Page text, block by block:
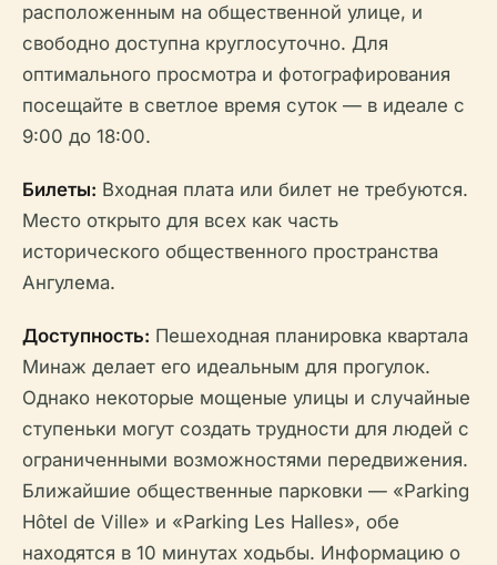
расположенным на общественной улице, и
свободно доступна круглосуточно. Для
оптимального просмотра и фотографирования
посещайте в светлое время суток — в идеале с
9:00 до 18:00.
Билеты: Входная плата или билет не требуются.
Место открыто для всех как часть
исторического общественного пространства
Ангулема.
Доступность: Пешеходная планировка квартала
Минаж делает его идеальным для прогулок.
Однако некоторые мощеные улицы и случайные
ступеньки могут создать трудности для людей с
ограниченными возможностями передвижения.
Ближайшие общественные парковки — «Parking
Hôtel de Ville» и «Parking Les Halles», обе
находятся в 10 минутах ходьбы. Информацию о